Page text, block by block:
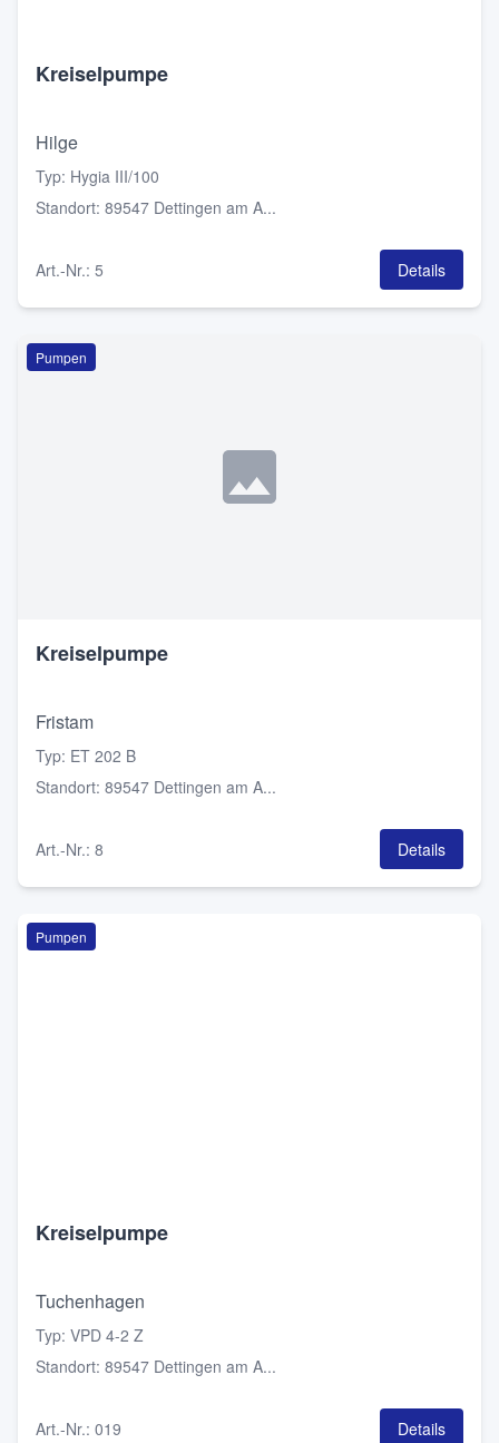
Kreiselpumpe
Hilge
Typ: Hygia III/100
Standort: 89547 Dettingen am A...
Art.-Nr.: 5 Details
Pumpen
Kreiselpumpe
Fristam
Typ: ET 202 B
Standort: 89547 Dettingen am A...
Art.-Nr.: 8 Details
Pumpen
Kreiselpumpe
Tuchenhagen
Typ: VPD 4-2 Z
Standort: 89547 Dettingen am A...
Art.-Nr.: 019 Details